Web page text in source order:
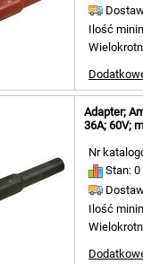
Ilość
Adapter;
36A; 60V;
Nr
Stan: 0
Ilość